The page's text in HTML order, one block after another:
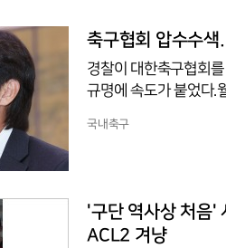
아프리카공화국과의
드컵 출전은 그가 처
축구협회 압수수
경찰이 대한축구협회
규명에 속도가 붙었다.
다.7일 연합뉴스 취재
협회가 홍 전 감독을
국내축구
'구단 역사상 처음'
ACL2 겨냥